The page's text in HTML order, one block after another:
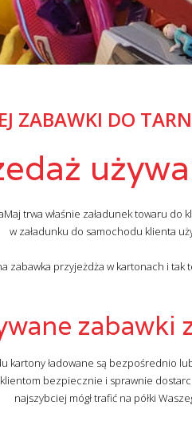
ZABAWKI DO
trwa właśnie załadunek towaru
w załadunku do samochodu klienta
zabawka przyjeżdża w kartonach i
zabawki
kartony ładowane są bezpośrednio
bezpiecznie i sprawnie
najszybciej mógł trafić na półki